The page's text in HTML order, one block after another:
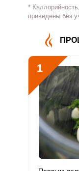
Витамин
Витамин
В5
Витамин
В6
Витамин
В9
Витамин
В12
Витамин
*
приведены без
1